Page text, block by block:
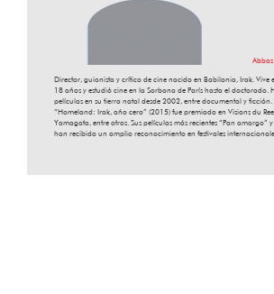
Director, guionista y crítico de cine nacido en Babilonia, Irak. Vive
18 años y estudió cine en la Sorbona de París hasta el doctorado.
películas en su tierra natal desde 2002, entre documental y
“Homeland: Irak, año cero” (2015) fue premiado en Visions du
Yamagata, entre otros. Sus películas más recientes “Pan amargo”
han recibido un amplio reconocimiento en festivales